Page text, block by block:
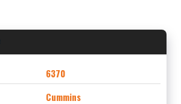
6370
Cummins